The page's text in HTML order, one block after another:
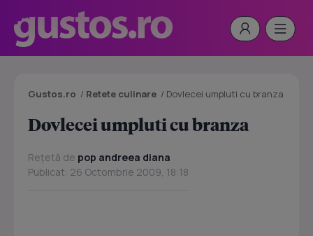
Gustos.ro / Retete culinare / Dovlecei umpluti cu branza
Dovlecei umpluti cu branza
Rețetă de pop andreea diana
Publicat: 26 Octombrie 2009, 18:18